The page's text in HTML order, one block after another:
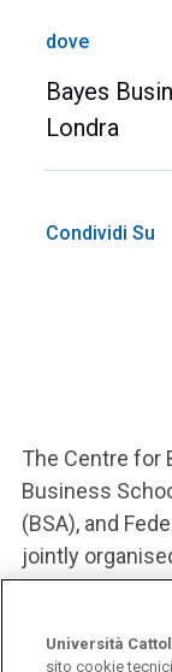
dove
Bayes
Londra
Condividi Su
The Centre for
Business
(BSA), and
jointly
future of
Università
sito cookie